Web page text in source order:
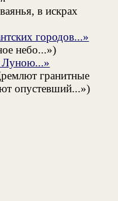
в искрах
городов...»
небо...»)
Луною...»
гранитные
опустевший...»)